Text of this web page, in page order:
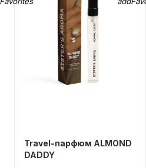
Travel-парфюм ALMOND
DADDY